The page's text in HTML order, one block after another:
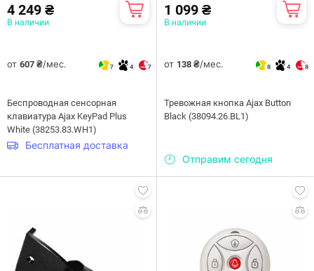
4 249 ₴
В наличии
от 607 ₴/мес. 7 4 7
Беспроводная сенсорная
клавиатура Ajax KeyPad Plus
White (38253.83.WH1)
Бесплатная доставка
1 099 ₴
В наличии
от 138 ₴/мес. 8 4 8
Тревожная кнопка Ajax Button
Black (38094.26.BL1)
Отправим сегодня